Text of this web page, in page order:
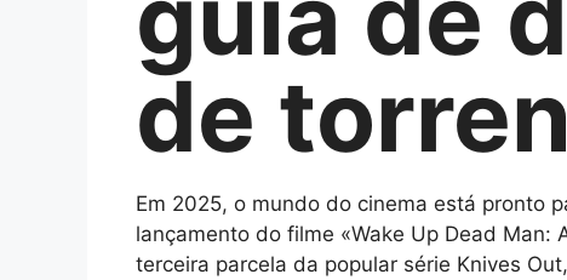
de
Em 2025, o mundo do cinema está pronto
lançamento do filme «Wake Up Dead Man:
terceira parcela da popular série Knives